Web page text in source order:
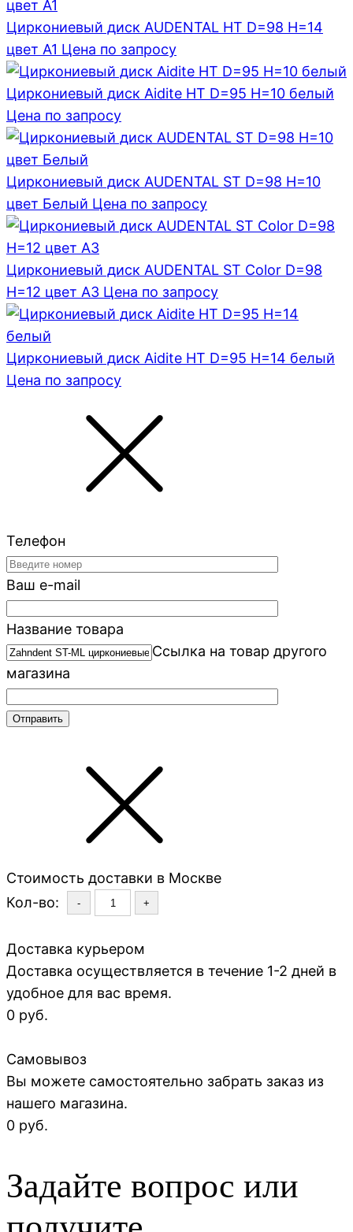
Циркониевый диск AUDENTAL HT D=98 H=14
цвет A1 Цена по запросу
Циркониевый диск Aidite HT D=95 H=10 белый
Цена по запросу
Циркониевый диск AUDENTAL ST D=98 H=10
цвет Белый Цена по запросу
Циркониевый диск AUDENTAL ST Color D=98
H=12 цвет A3 Цена по запросу
Циркониевый диск Aidite HT D=95 H=14 белый
Цена по запросу
Телефон
Ваш e-mail
Название товара
Ссылка на товар другого
магазина
Стоимость доставки в Москве
Кол-во:
- +
Доставка курьером
Доставка осуществляется в течение 1-2 дней в
удобное для вас время.
0 руб.
Самовывоз
Вы можете самостоятельно забрать заказ из
нашего магазина.
0 руб.
Задайте вопрос или